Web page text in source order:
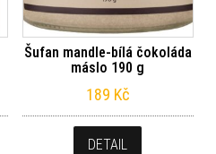
Šufan mandle-bílá čokoláda
máslo 190 g
189 Kč
DETAIL